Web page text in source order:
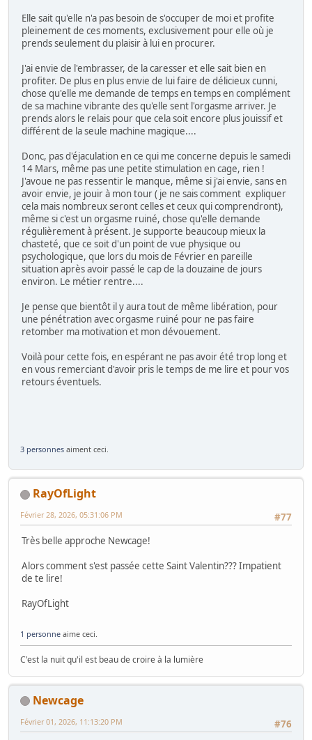
Elle sait qu'elle n'a pas besoin de s'occuper de moi et profite
pleinement de ces moments, exclusivement pour elle où je
prends seulement du plaisir à lui en procurer.
J'ai envie de l'embrasser, de la caresser et elle sait bien en
profiter. De plus en plus envie de lui faire de délicieux cunni,
chose qu'elle me demande de temps en temps en complément
de sa machine vibrante des qu'elle sent l'orgasme arriver. Je
prends alors le relais pour que cela soit encore plus jouissif et
différent de la seule machine magique....
Donc, pas d'éjaculation en ce qui me concerne depuis le samedi
14 Mars, même pas une petite stimulation en cage, rien !
J'avoue ne pas ressentir le manque, même si j'ai envie, sans en
avoir envie, je jouir à mon tour ( je ne sais comment expliquer
cela mais nombreux seront celles et ceux qui comprendront),
même si c'est un orgasme ruiné, chose qu'elle demande
régulièrement à présent. Je supporte beaucoup mieux la
chasteté, que ce soit d'un point de vue physique ou
psychologique, que lors du mois de Février en pareille
situation après avoir passé le cap de la douzaine de jours
environ. Le métier rentre....
Je pense que bientôt il y aura tout de même libération, pour
une pénétration avec orgasme ruiné pour ne pas faire
retomber ma motivation et mon dévouement.
Voilà pour cette fois, en espérant ne pas avoir été trop long et
en vous remerciant d'avoir pris le temps de me lire et pour vos
retours éventuels.
3 personnes aiment ceci.
RayOfLight
#77
Février 28, 2026, 05:31:06 PM
Très belle approche Newcage!
Alors comment s'est passée cette Saint Valentin??? Impatient
de te lire!
RayOfLight
1 personne aime ceci.
C'est la nuit qu'il est beau de croire à la lumière
Newcage
#76
Février 01, 2026, 11:13:20 PM